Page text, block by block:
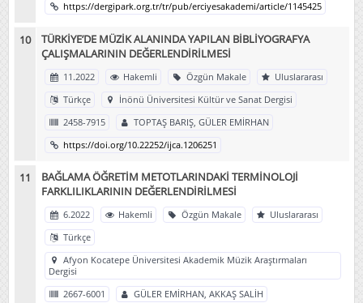
https://dergipark.org.tr/tr/pub/erciyesakademi/article/1145425
TÜRKİYE’DE MÜZİK ALANINDA YAPILAN BİBLİYOGRAFYA
ÇALIŞMALARININ DEĞERLENDİRİLMESİ
11.2022 Hakemli Özgün Makale
Uluslararası
Türkçe
İnönü Üniversitesi Kültür ve Sanat Dergisi
2458-7915
TOPTAŞ BARIŞ, GÜLER EMİRHAN
https://doi.org/10.22252/ijca.1206251
BAĞLAMA ÖĞRETİM METOTLARINDAKİ TERMİNOLOJİ
FARKLILIKLARININ DEĞERLENDİRİLMESİ
6.2022 Hakemli Özgün Makale
Uluslararası
Türkçe
Afyon Kocatepe Üniversitesi Akademik Müzik Araştırmaları
Dergisi
2667-6001
GÜLER EMİRHAN, AKKAŞ SALİH